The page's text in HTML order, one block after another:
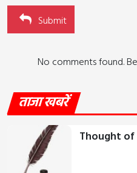
Submit
No comments found.
ताजा खबरें
Thought